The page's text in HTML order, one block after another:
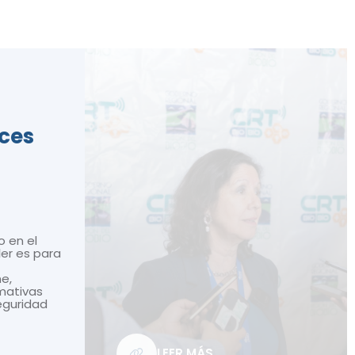
en el
es para